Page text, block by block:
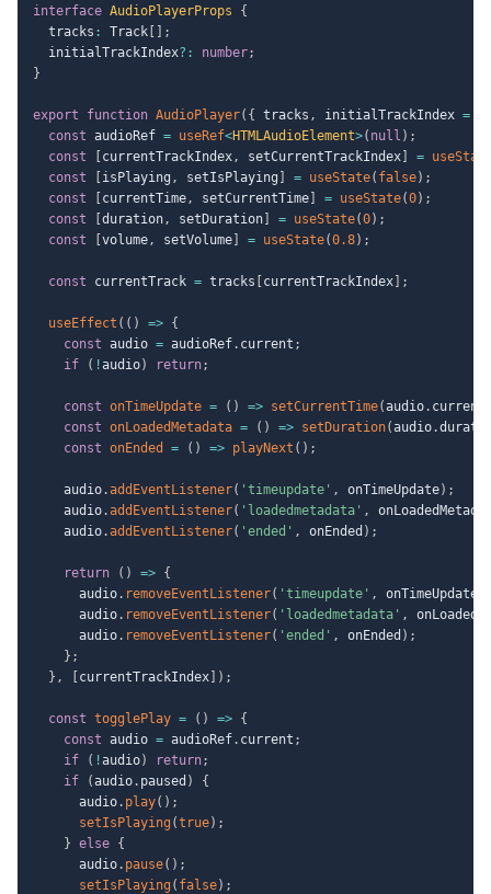
interface AudioPlayerProps
{
  tracks
: Track
;
  initialTrackIndex
? : number;
}
export function AudioPlayer( { tracks , initialTrackIndex =
const audioRef = useRef<HTMLAudioElement>( null ) ;
const
currentTrackIndex, setCurrentTrackIndex =
const
isPlaying , setIsPlaying = useState( false) ;
const
currentTime, setCurrentTime = useState(0) ;
const
duration, setDuration = useState(0) ;
const
volume, setVolume = useState(0.8) ;
const currentTrack = tracks currentTrackIndex ;
useEffect ( ( ) => {
const audio = audioRef. current ;
if
( !audio) return;
const onTimeUpdate = ( ) => setCurrentTime(audio.
const onLoadedMetadata = ( ) => setDuration(audio.
const onEnded = ( ) => playNext ( ) ;
    audio
.addEventListener( 'timeupdate' , onTimeUpdate) ;
    audio
.addEventListener( 'loadedmetadata' ,
    audio
.addEventListener( 'ended' , onEnded ) ;
return ( ) => {
      audio
. removeEventListener( 'timeupdate' , onTimeUpdate
      audio
. removeEventListener( 'loadedmetadata' ,
      audio
. removeEventListener( 'ended' , onEnded ) ;
} ;
} , currentTrackIndex ) ;
const togglePlay = ( ) => {
const audio = audioRef. current ;
if
( !audio) return;
if
(audio. paused )
{
      audio
. play( ) ;
setIsPlaying (true) ;
} else {
      audio
. pause( ) ;
setIsPlaying ( false) ;